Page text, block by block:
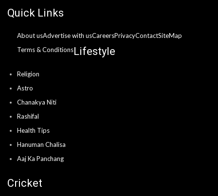
Quick Links
About usAdvertise with usCareersPrivacyContactSiteMap
Terms & ConditionsLifestyle
Religion
Astro
Chanakya Niti
Rashifal
Health Tips
Hanuman Chalisa
Aaj Ka Panchang
Cricket